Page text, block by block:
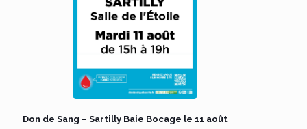
Don de Sang – Sartilly Baie Bocage le 11 août